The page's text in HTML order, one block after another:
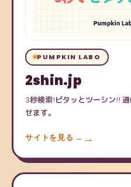
PUMPKIN LABO
2shin.jp
3秒検索!ピタッとツーシン!!
せます。
サイトを見る →